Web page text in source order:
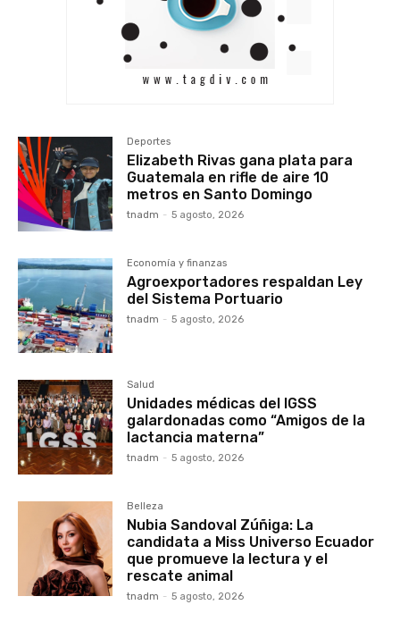
Deportes
Elizabeth Rivas gana plata para
Guatemala en rifle de aire 10
metros en Santo Domingo
tnadm - 5 agosto, 2026
Economía y finanzas
Agroexportadores respaldan Ley
del Sistema Portuario
tnadm - 5 agosto, 2026
Salud
Unidades médicas del IGSS
galardonadas como “Amigos de la
lactancia materna”
tnadm - 5 agosto, 2026
Belleza
Nubia Sandoval Zúñiga: La
candidata a Miss Universo Ecuador
que promueve la lectura y el
rescate animal
tnadm - 5 agosto, 2026